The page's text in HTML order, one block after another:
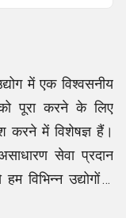
में एक विश्वसनीय
पूरा करने के लिए
करने में विशेषज्ञ हैं।
सेवा प्रदान
विभिन्न उद्योगों में